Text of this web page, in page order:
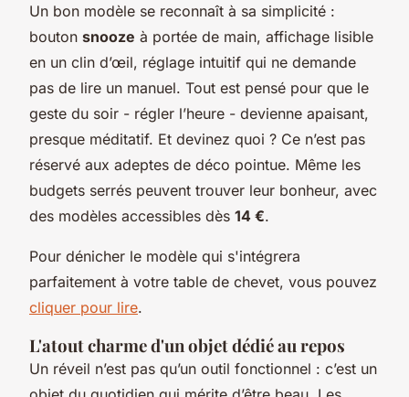
Un bon modèle se reconnaît à sa simplicité :
bouton snooze à portée de main, affichage lisible
en un clin d’œil, réglage intuitif qui ne demande
pas de lire un manuel. Tout est pensé pour que le
geste du soir - régler l’heure - devienne apaisant,
presque méditatif. Et devinez quoi ? Ce n’est pas
réservé aux adeptes de déco pointue. Même les
budgets serrés peuvent trouver leur bonheur, avec
des modèles accessibles dès 14 €.
Pour dénicher le modèle qui s'intégrera
parfaitement à votre table de chevet, vous pouvez
cliquer pour lire.
L'atout charme d'un objet dédié au repos
Un réveil n’est pas qu’un outil fonctionnel : c’est un